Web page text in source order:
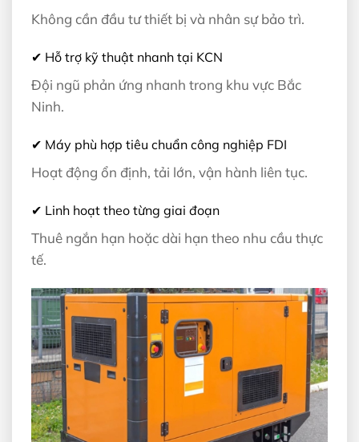
Không cần đầu tư thiết bị và nhân sự bảo trì.
✔ Hỗ trợ kỹ thuật nhanh tại KCN
Đội ngũ phản ứng nhanh trong khu vực Bắc
Ninh.
✔ Máy phù hợp tiêu chuẩn công nghiệp FDI
Hoạt động ổn định, tải lớn, vận hành liên tục.
✔ Linh hoạt theo từng giai đoạn
Thuê ngắn hạn hoặc dài hạn theo nhu cầu thực
tế.